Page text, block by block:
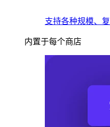
支持各种规模、
内置于每个商店